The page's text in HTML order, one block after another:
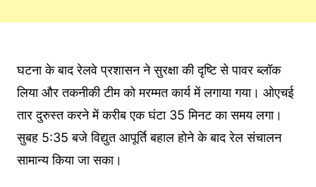
घटना के बाद रेलवे प्रशासन ने सुरक्षा की दृष्टि से पावर ब्लॉक
लिया और तकनीकी टीम को मरम्मत कार्य में लगाया गया। ओएचई
तार दुरुस्त करने में करीब एक घंटा 35 मिनट का समय लगा।
सुबह 5:35 बजे विद्युत आपूर्ति बहाल होने के बाद रेल संचालन
सामान्य किया जा सका।